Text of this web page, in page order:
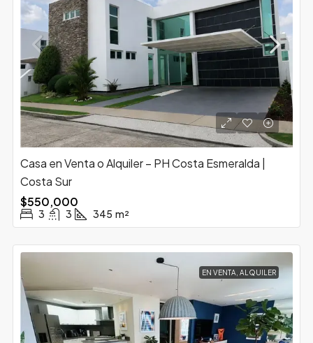
Casa en Venta o Alquiler – PH Costa Esmeralda |
Costa Sur
$550,000
3 3 345 m²
EN VENTA, ALQUILER